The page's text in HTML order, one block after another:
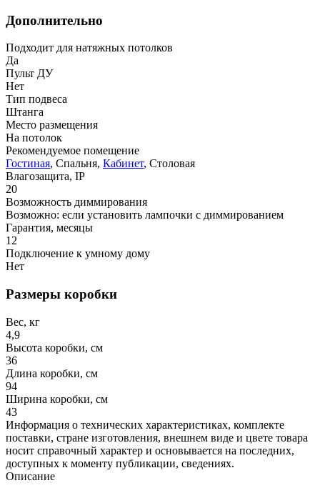
Дополнительно
Подходит для натяжных потолков
Да
Пульт ДУ
Нет
Тип подвеса
Штанга
Место размещения
На потолок
Рекомендуемое помещение
Гостиная, Спальня, Кабинет, Столовая
Влагозащита, IP
20
Возможность диммирования
Возможно: если установить лампочки с диммированием
Гарантия, месяцы
12
Подключение к умному дому
Нет
Размеры коробки
Вес, кг
4,9
Высота коробки, см
36
Длина коробки, см
94
Ширина коробки, см
43
Информация о технических характеристиках, комплекте
поставки, стране изготовления, внешнем виде и цвете товара
носит справочный характер и основывается на последних,
доступных к моменту публикации, сведениях.
Описание